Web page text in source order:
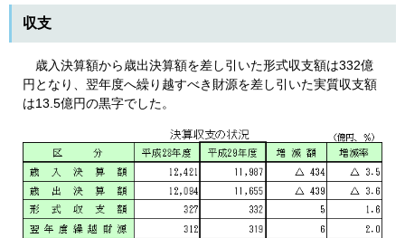
収支
歳入決算額から歳出決算額を差し引いた形式収支額は332億
円となり、翌年度へ繰り越すべき財源を差し引いた実質収支額
は13.5億円の黒字でした。